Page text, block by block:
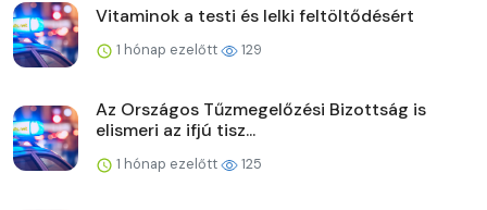
Vitaminok a testi és lelki feltöltődésért
1 hónap ezelőtt 129
Az Országos Tűzmegelőzési Bizottság is
elismeri az ifjú tisz...
1 hónap ezelőtt 125